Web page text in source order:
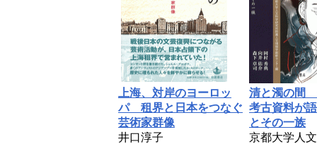
上海、対岸のヨーロッ
パ 租界と日本をつなぐ
芸術家群像
井口淳子
清と濁の間
考古資料が
とその一族
京都大学人